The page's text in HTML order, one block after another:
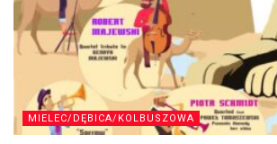
MIELEC/DĘBICA/KOLBUSZOWA